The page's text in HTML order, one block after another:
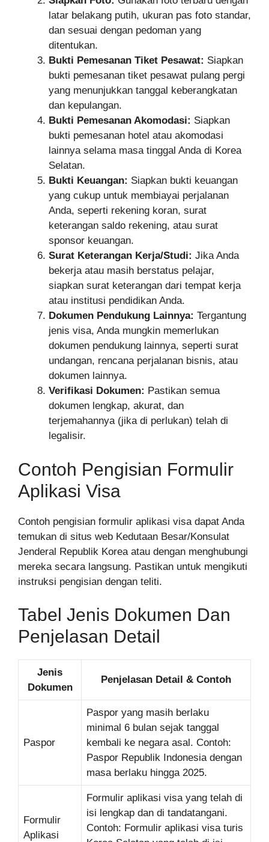
latar belakang putih, ukuran pas foto standar,
dan sesuai dengan pedoman yang
ditentukan.
Bukti Pemesanan Tiket Pesawat: Siapkan
bukti pemesanan tiket pesawat pulang pergi
yang menunjukkan tanggal keberangkatan
dan kepulangan.
Bukti Pemesanan Akomodasi: Siapkan
bukti pemesanan hotel atau akomodasi
lainnya selama masa tinggal Anda di Korea
Selatan.
Bukti Keuangan: Siapkan bukti keuangan
yang cukup untuk membiayai perjalanan
Anda, seperti rekening koran, surat
keterangan saldo rekening, atau surat
sponsor keuangan.
Surat Keterangan Kerja/Studi: Jika Anda
bekerja atau masih berstatus pelajar,
siapkan surat keterangan dari tempat kerja
atau institusi pendidikan Anda.
Dokumen Pendukung Lainnya: Tergantung
jenis visa, Anda mungkin memerlukan
dokumen pendukung lainnya, seperti surat
undangan, rencana perjalanan bisnis, atau
dokumen lainnya.
Verifikasi Dokumen: Pastikan semua
dokumen lengkap, akurat, dan
terjemahannya (jika di perlukan) telah di
legalisir.
Contoh Pengisian Formulir
Aplikasi Visa
Contoh pengisian formulir aplikasi visa dapat Anda
temukan di situs web Kedutaan Besar/Konsulat
Jenderal Republik Korea atau dengan menghubungi
mereka secara langsung. Pastikan untuk mengikuti
instruksi pengisian dengan teliti.
Tabel Jenis Dokumen Dan
Penjelasan Detail
Jenis
Dokumen
Penjelasan Detail & Contoh
Paspor
Paspor yang masih berlaku
minimal 6 bulan sejak tanggal
kembali ke negara asal. Contoh:
Paspor Republik Indonesia dengan
masa berlaku hingga 2025.
Formulir
Aplikasi
Formulir aplikasi visa yang telah di
isi lengkap dan di tandatangani.
Contoh: Formulir aplikasi visa turis